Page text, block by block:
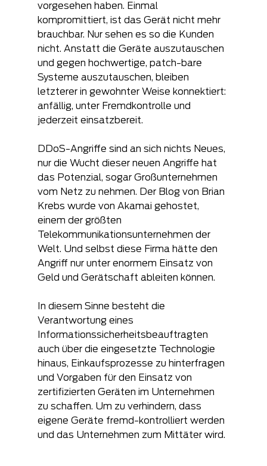
vorgesehen haben. Einmal
kompromittiert, ist das Gerät nicht mehr
brauchbar. Nur sehen es so die Kunden
nicht. Anstatt die Geräte auszutauschen
und gegen hochwertige, patch-bare
Systeme auszutauschen, bleiben
letzterer in gewohnter Weise konnektiert:
anfällig, unter Fremdkontrolle und
jederzeit einsatzbereit.
DDoS-Angriffe sind an sich nichts Neues,
nur die Wucht dieser neuen Angriffe hat
das Potenzial, sogar Großunternehmen
vom Netz zu nehmen. Der Blog von Brian
Krebs wurde von Akamai gehostet,
einem der größten
Telekommunikationsunternehmen der
Welt. Und selbst diese Firma hätte den
Angriff nur unter enormem Einsatz von
Geld und Gerätschaft ableiten können.
In diesem Sinne besteht die
Verantwortung eines
Informationssicherheitsbeauftragten
auch über die eingesetzte Technologie
hinaus, Einkaufsprozesse zu hinterfragen
und Vorgaben für den Einsatz von
zertifizierten Geräten im Unternehmen
zu schaffen. Um zu verhindern, dass
eigene Geräte fremd-kontrolliert werden
und das Unternehmen zum Mittäter wird.